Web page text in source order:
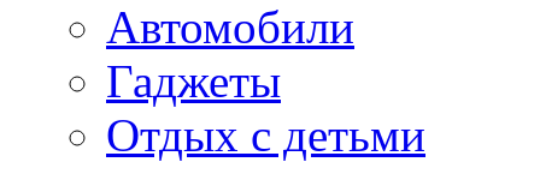
Автомобили
Гаджеты
Отдых с детьми